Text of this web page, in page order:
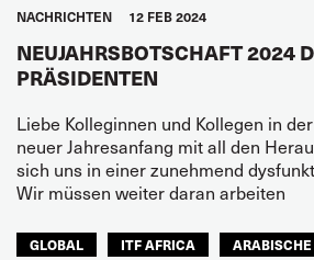
NACHRICHTEN 12 FEB 2024
NEUJAHRSBOTSCHAFT 2024
PRÄSIDENTEN
Liebe Kolleginnen und Kollegen in
neuer Jahresanfang mit all den
sich uns in einer zunehmend
Wir müssen weiter daran arbeiten
GLOBAL ITF AFRICA